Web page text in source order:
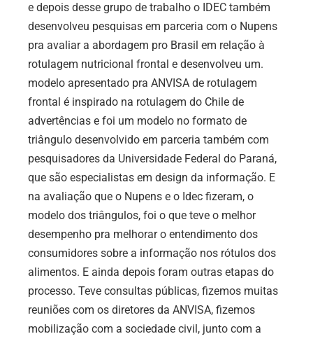
e depois desse grupo de trabalho o IDEC também
desenvolveu pesquisas em parceria com o Nupens
pra avaliar a abordagem pro Brasil em relação à
rotulagem nutricional frontal e desenvolveu um.
modelo apresentado pra ANVISA de rotulagem
frontal é inspirado na rotulagem do Chile de
advertências e foi um modelo no formato de
triângulo desenvolvido em parceria também com
pesquisadores da Universidade Federal do Paraná,
que são especialistas em design da informação. E
na avaliação que o Nupens e o Idec fizeram, o
modelo dos triângulos, foi o que teve o melhor
desempenho pra melhorar o entendimento dos
consumidores sobre a informação nos rótulos dos
alimentos. E ainda depois foram outras etapas do
processo. Teve consultas públicas, fizemos muitas
reuniões com os diretores da ANVISA, fizemos
mobilização com a sociedade civil, junto com a